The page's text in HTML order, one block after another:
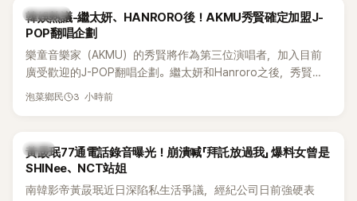
為第五代女團中極具辨識度的新生代代表之一。
熱議討論
韓娛熱議-繼太妍、HANRORO後！AKMU秀賢確定加盟J-
POP翻唱企劃
樂童音樂家（AKMU）的秀賢將作為第三位演唱者，加入目前
廣受歡迎的J-POP翻唱企劃。繼太妍和Hanroro之後，秀賢已
獲選為第三首翻唱歌曲的主唱，並於近期完成錄音。
泡菜鄉民 3 小時前
韓星
黃晸珉77通電話錄音曝光！崩潰喊「拜託放過我」 爆料女曾是
SHINee、NCT站姐
南韓影帝黃晸珉近日深陷私生活爭議，經紀公司日前強硬表